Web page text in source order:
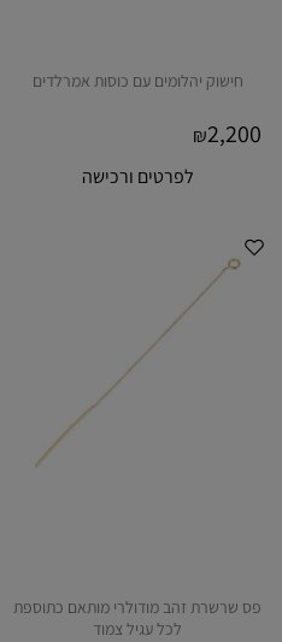
חישוק יהלומים עם כוסות אמרלדים
₪2,200
לפרטים ורכישה
פס שרשרת זהב מודולרי מותאם כתוספת
לכל עגיל צמוד